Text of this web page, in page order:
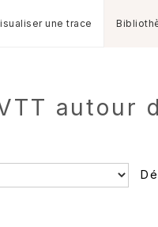
une trace
autour